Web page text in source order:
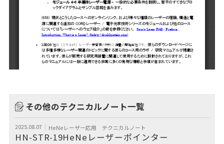
その他のテクニカルノート一覧
2025.08.07 HeNeレーザー応用 テクニカルノート
HN-STR-19HeNeレーザーポインター